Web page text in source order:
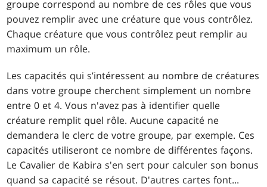
groupe correspond au nombre de ces rôles que vous
pouvez remplir avec une créature que vous contrôlez.
Chaque créature que vous contrôlez peut remplir au
maximum un rôle.
Les capacités qui s’intéressent au nombre de créatures
dans votre groupe cherchent simplement un nombre
entre 0 et 4. Vous n'avez pas à identifier quelle
créature remplit quel rôle. Aucune capacité ne
demandera le clerc de votre groupe, par exemple. Ces
capacités utiliseront ce nombre de différentes façons.
Le Cavalier de Kabira s'en sert pour calculer son bonus
quand sa capacité se résout. D'autres cartes font...